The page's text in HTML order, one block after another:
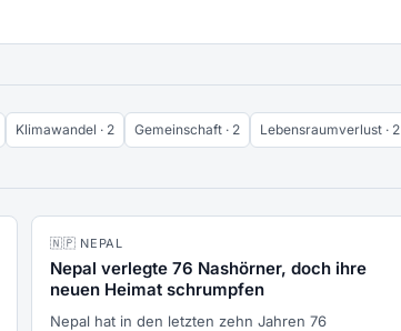
Klimawandel · 2 Gemeinschaft · 2 Lebensraumverlust · 2
🇳🇵 NEPAL
Nepal verlegte 76 Nashörner, doch ihre
neuen Heimat schrumpfen
Nepal hat in den letzten zehn Jahren 76